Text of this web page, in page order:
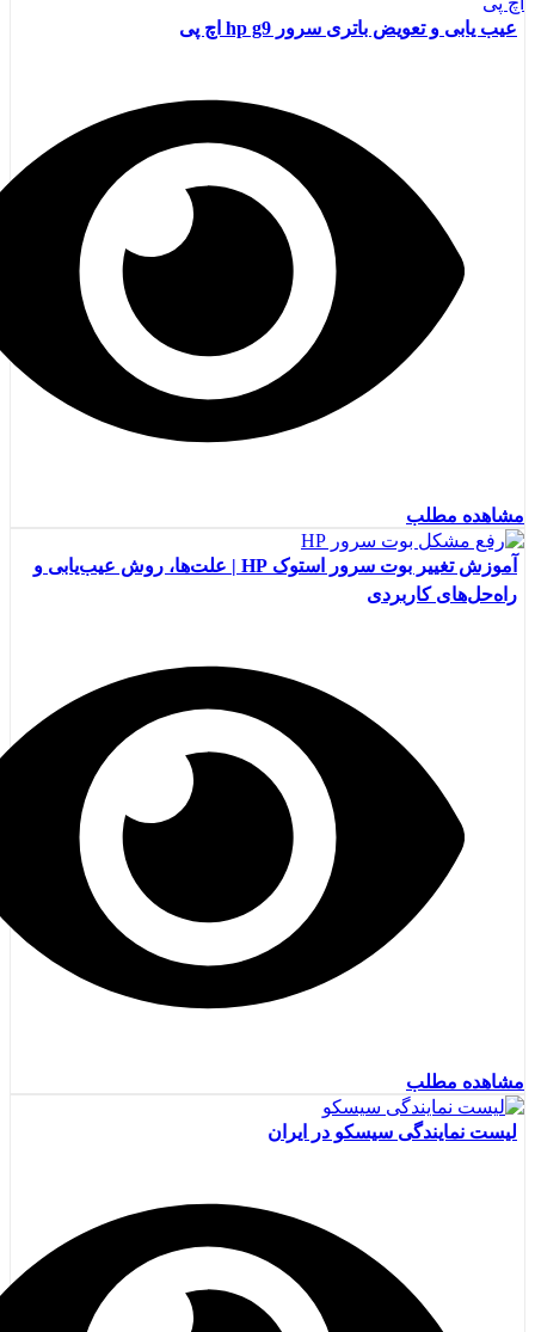
عیب یابی و تعویض باتری سرور hp g9 اچ پی
مشاهده مطلب
آموزش تغییر بوت سرور استوک HP | علت‌ها، روش عیب‌یابی و
راه‌حل‌های کاربردی
مشاهده مطلب
لیست نمایندگی سیسکو در ایران